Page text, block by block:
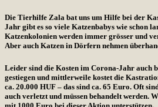
Die Tierhilfe Zala bat uns um Hilfe bei der
Jahr gibt es so viele Katzenbabys wie schon
Katzenkolonien werden immer grösser und
Aber auch Katzen in Dörfern nehmen
Leider sind die Kosten im Corona-Jahr auch
gestiegen und mittlerweile kostet die
ca. 20.000 HUF – das sind ca. 65 Euro. Oft
auch verletzt und müssen behandelt werden.